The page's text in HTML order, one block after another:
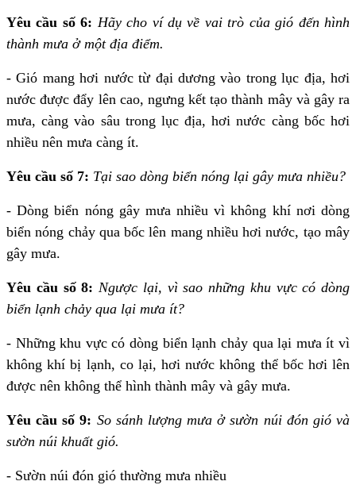
Yêu cầu số 6: Hãy cho ví dụ về vai trò của gió đến hình
thành mưa ở một địa điểm.
- Gió mang hơi nước từ đại dương vào trong lục địa, hơi
nước được đẩy lên cao, ngưng kết tạo thành mây và gây ra
mưa, càng vào sâu trong lục địa, hơi nước càng bốc hơi
nhiều nên mưa càng ít.
Yêu cầu số 7: Tại sao dòng biển nóng lại gây mưa nhiều?
- Dòng biển nóng gây mưa nhiều vì không khí nơi dòng
biển nóng chảy qua bốc lên mang nhiều hơi nước, tạo mây
gây mưa.
Yêu cầu số 8: Ngược lại, vì sao những khu vực có dòng
biển lạnh chảy qua lại mưa ít?
- Những khu vực có dòng biển lạnh chảy qua lại mưa ít vì
không khí bị lạnh, co lại, hơi nước không thể bốc hơi lên
được nên không thể hình thành mây và gây mưa.
Yêu cầu số 9: So sánh lượng mưa ở sườn núi đón gió và
sườn núi khuất gió.
- Sườn núi đón gió thường mưa nhiều